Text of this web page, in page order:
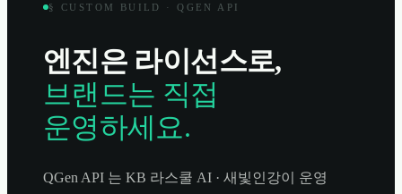
§ CUSTOM BUILD · QGEN API
엔진은 라이선스로,
브랜드는 직접
운영하세요.
QGen API 는 KB 라스쿨 AI · 새빛인강이 운영